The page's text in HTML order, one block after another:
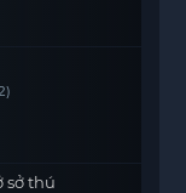
sở thú